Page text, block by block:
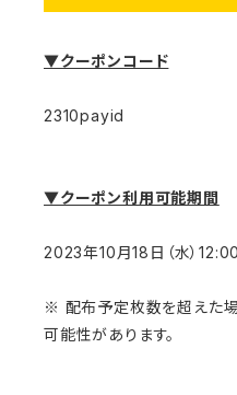
▼クーポンコード
2310payid
▼クーポン利用可能期間
2023年10月18日（水）
※ 配布予定枚数を超えた
可能性があります。